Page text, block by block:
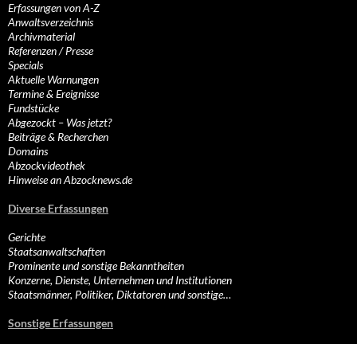
Erfassungen von A-Z
Anwaltsverzeichnis
Archivmaterial
Referenzen / Presse
Specials
Aktuelle Warnungen
Termine & Ereignisse
Fundstücke
Abgezockt – Was jetzt?
Beiträge & Recherchen
Domains
Abzockvideothek
Hinweise an Abzocknews.de
Diverse Erfassungen
Gerichte
Staatsanwaltschaften
Prominente und sonstige Bekanntheiten
Konzerne, Dienste, Unternehmen und Institutionen
Staatsmänner, Politiker, Diktatoren und sonstige…
Sonstige Erfassungen